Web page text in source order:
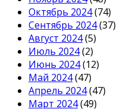
Октябрь 2024(74)
Сентябрь 2024(37)
Август 2024(5)
Июль 2024(2)
Июнь 2024(12)
Май 2024(47)
Апрель 2024(47)
Март 2024(49)